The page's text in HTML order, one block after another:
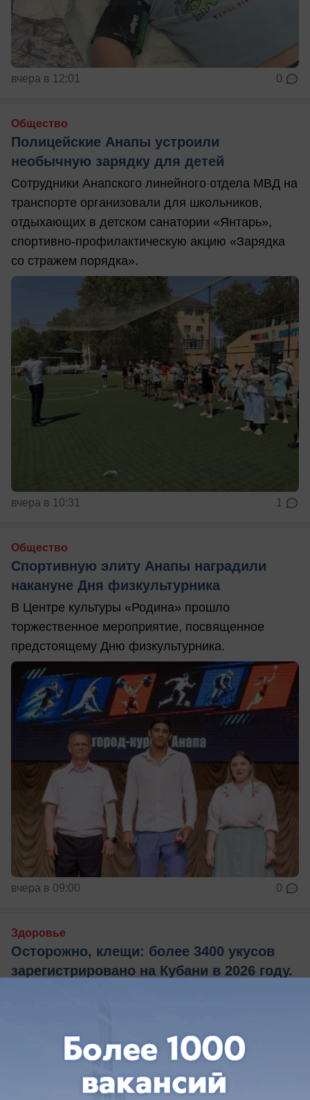
вчера в 12:01 0
Общество
Полицейские Анапы устроили
необычную зарядку для детей
Сотрудники Анапского линейного отдела МВД на
транспорте организовали для школьников,
отдыхающих в детском санатории «Янтарь»,
спортивно-профилактическую акцию «Зарядка
со стражем порядка».
вчера в 10:31 1
Общество
Спортивную элиту Анапы наградили
накануне Дня физкультурника
В Центре культуры «Родина» прошло
торжественное мероприятие, посвященное
предстоящему Дню физкультурника.
вчера в 09:00 0
Здоровье
Осторожно, клещи: более 3400 укусов
зарегистрировано на Кубани в 2026 году.
пострадали более 3,4 тысячи человек. Из них
1295 — дети до 14 лет . В Анапе ситуация
тоже напряжённая: по информации на середину